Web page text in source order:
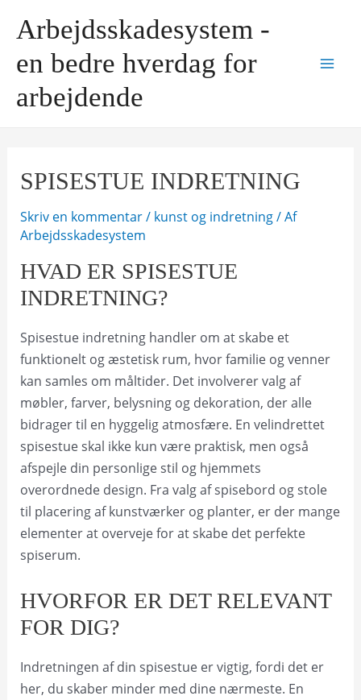
indholdet
Arbejdsskadesystem -
en bedre hverdag for
arbejdende
SPISESTUE INDRETNING
Skriv en kommentar/ kunst og indretning/ Af
Arbejdsskadesystem
HVAD ER SPISESTUE
INDRETNING?
Spisestue indretning handler om at skabe et
funktionelt og æstetisk rum, hvor familie og venner
kan samles om måltider. Det involverer valg af
møbler, farver, belysning og dekoration, der alle
bidrager til en hyggelig atmosfære. En velindrettet
spisestue skal ikke kun være praktisk, men også
afspejle din personlige stil og hjemmets
overordnede design. Fra valg af spisebord og stole
til placering af kunstværker og planter, er der mange
elementer at overveje for at skabe det perfekte
spiserum.
HVORFOR ER DET RELEVANT
FOR DIG?
Indretningen af din spisestue er vigtig, fordi det er
her, du skaber minder med dine nærmeste. En